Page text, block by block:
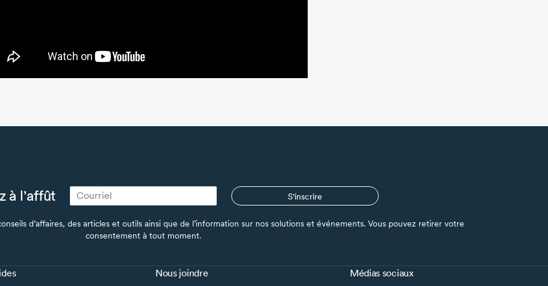
à l'affût S'inscrire
d’affaires, des articles et outils ainsi que de l’information sur nos solutions et événements. Vous pouvez retirer votre
consentement à tout moment.
Nous joindre Médias sociaux